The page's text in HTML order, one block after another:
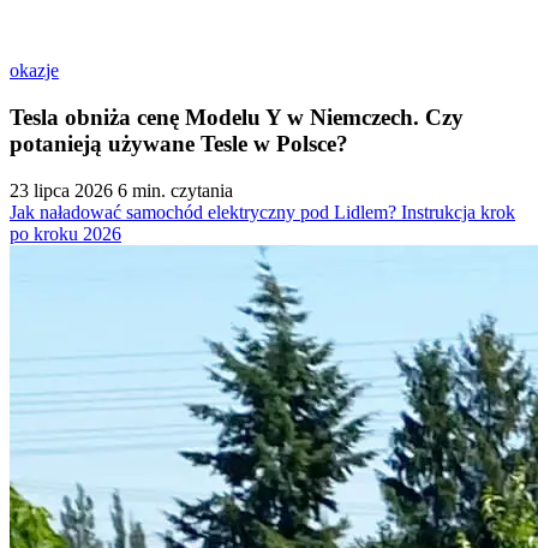
okazje
Tesla obniża cenę Modelu Y w Niemczech. Czy
potanieją używane Tesle w Polsce?
23 lipca 2026 6 min. czytania
Jak naładować samochód elektryczny pod Lidlem? Instrukcja krok
po kroku 2026